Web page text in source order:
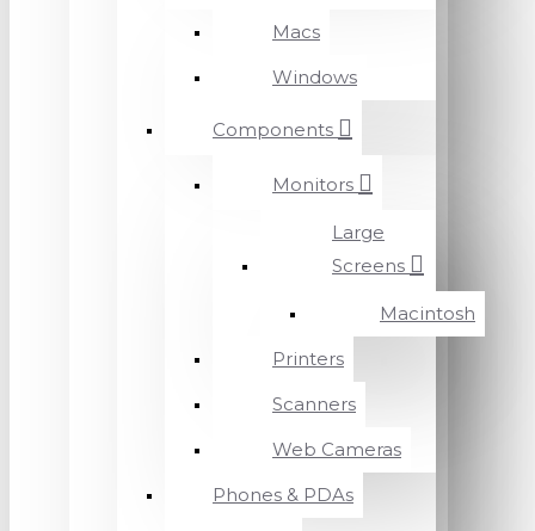
Macs
Windows
Components
Monitors
Large
Screens
Macintosh
Printers
Scanners
Web Cameras
Phones & PDAs